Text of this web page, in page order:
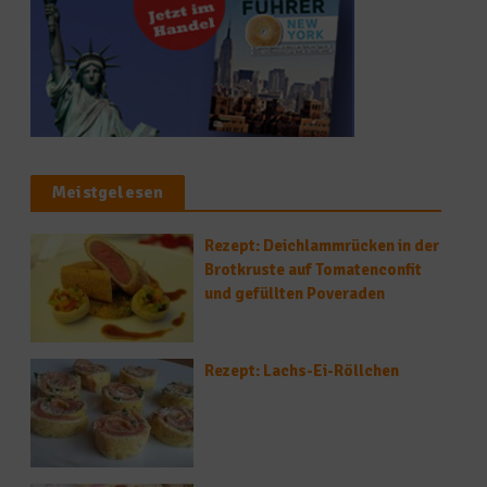
Meistgelesen
Rezept: Deichlammrücken in der
Brotkruste auf Tomatenconfit
und gefüllten Poveraden
Rezept: Lachs-Ei-Röllchen